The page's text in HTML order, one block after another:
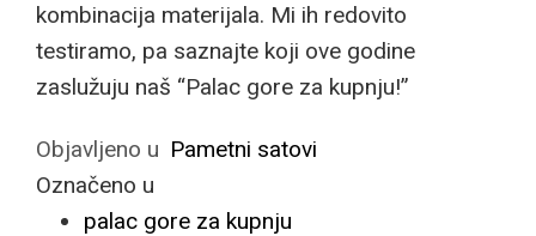
kombinacija materijala. Mi ih redovito
testiramo, pa saznajte koji ove godine
zaslužuju naš “Palac gore za kupnju!”
Objavljeno u Pametni satovi
Označeno u
palac gore za kupnju